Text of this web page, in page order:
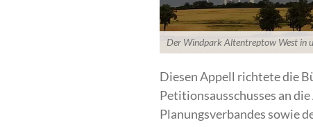
Der Windpark Altentreptow West in
Diesen Appell richtete die
Petitionsausschusses an
Planungsverbandes sowie